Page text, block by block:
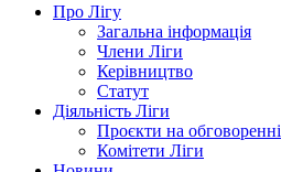
Про Лігу
Загальна інформація
Члени Ліги
Керівництво
Статут
Діяльність Ліги
Проєкти на обговоренні
Комітети Ліги